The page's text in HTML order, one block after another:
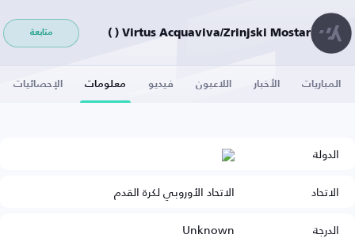
Virtus Acquaviva/Zrinjski Mostar ( ) متابعة
المباريات الأخبار اللاعبون فيديو معلومات الإحصائيات
الدولة
الاتحاد
الاتحاد الأوروبي لكرة القدم
الدرجة
Unknown